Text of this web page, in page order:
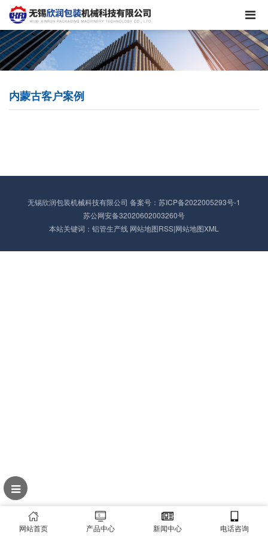
内蒙古客户案例
无锡欣润包装机械科技有限公司 备案号： 苏ICP备2022005293号-1
苏公网安备32020602003260号
本站关键词：铝管生产线 网站地图RSS|网站地图XML
网站首页 产品中心 新闻中心 电话咨询